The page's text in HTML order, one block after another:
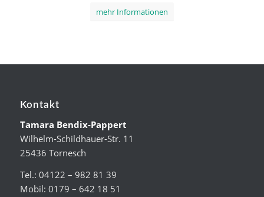
mehr Informationen
Kontakt
Tamara Bendix-Pappert
Wilhelm-Schildhauer-Str. 11
25436 Tornesch
Tel.: 04122 – 982 81 39
Mobil: 0179 – 642 18 51